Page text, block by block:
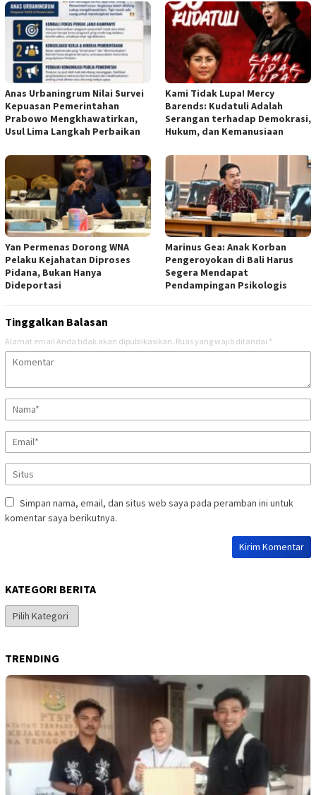
Anas Urbaningrum Nilai Survei
Kepuasan Pemerintahan
Prabowo Mengkhawatirkan,
Usul Lima Langkah Perbaikan
Kami Tidak Lupa! Mercy
Barends: Kudatuli Adalah
Serangan terhadap Demokrasi,
Hukum, dan Kemanusiaan
Yan Permenas Dorong WNA
Pelaku Kejahatan Diproses
Pidana, Bukan Hanya
Dideportasi
Marinus Gea: Anak Korban
Pengeroyokan di Bali Harus
Segera Mendapat
Pendampingan Psikologis
Tinggalkan Balasan
Alamat email Anda tidak akan dipublikasikan. Ruas yang wajib ditandai *
Simpan nama, email, dan situs web saya pada peramban ini untuk
komentar saya berikutnya.
KATEGORI BERITA
Kategori
Berita
TRENDING